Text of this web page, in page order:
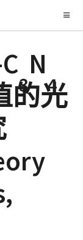
3
N
4
的光